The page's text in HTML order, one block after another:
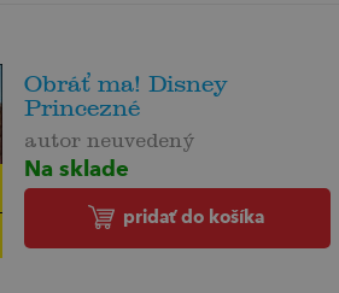
Obráť ma! Disney
Princezné
autor neuvedený
Na sklade
pridať do košíka